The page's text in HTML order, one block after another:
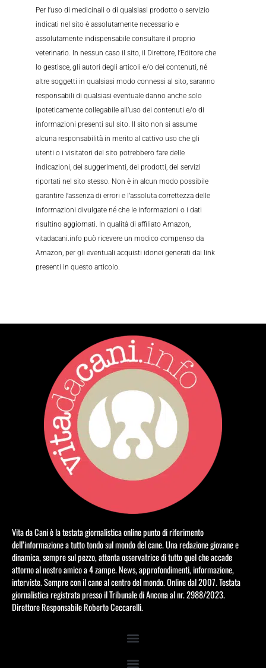
Per l’uso di medicinali o di qualsiasi prodotto o servizio
indicati nel sito è assolutamente necessario e
assolutamente indispensabile consultare il proprio
veterinario. In nessun caso il sito, il Direttore, l’Editore che
lo gestisce, gli autori degli articoli e/o dei contenuti, né
altre soggetti in qualsiasi modo connessi al sito, saranno
responsabili di qualsiasi eventuale danno anche solo
ipoteticamente collegabile all’uso dei contenuti e/o di
informazioni presenti sul sito. Il sito non si assume
alcuna responsabilità in merito al cattivo uso che gli
utenti o i visitatori del sito potrebbero fare delle
indicazioni, dei suggerimenti, dei prodotti, dei servizi
riportati nel sito stesso. Non è in alcun modo possibile
garantire l’assenza di errori e l’assoluta correttezza delle
informazioni divulgate né che le informazioni o i dati
risultino aggiornati. In qualità di affiliato Amazon,
vitadacani.info può ricevere un modico compenso da
Amazon, per gli eventuali acquisti idonei generati dai link
presenti in questo articolo.
Vita da Cani è la testata giornalistica online punto di riferimento
dell’informazione a tutto tondo sul mondo del cane. Una redazione giovane e
dinamica, sempre sul pezzo, attenta osservatrice di tutto quel che accade
attorno al nostro amico a 4 zampe. News, approfondimenti, informazione,
interviste. Sempre con il cane al centro del mondo. Online dal 2007. Testata
giornalistica registrata presso il Tribunale di Ancona al nr. 2988/2023.
Direttore Responsabile Roberto Ceccarelli.